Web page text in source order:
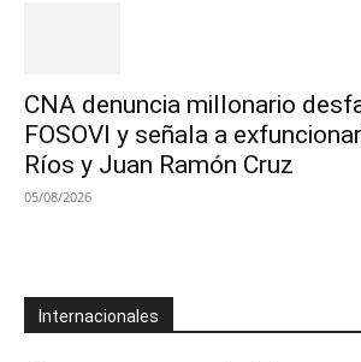
CNA denuncia millonario
FOSOVI y señala a
Ríos y Juan Ramón Cruz
05/08/2026
Internacionales